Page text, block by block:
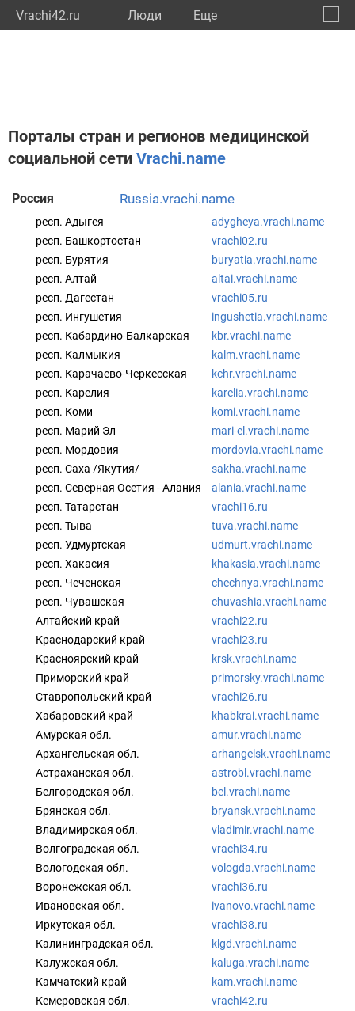
Vrachi42.ru Люди Eще
Порталы стран и регионов медицинской
социальной сети Vrachi.name
Россия russia.vrachi.name
респ. Адыгея
adygheya.vrachi.name
респ. Башкортостан
vrachi02.ru
респ. Бурятия
buryatia.vrachi.name
респ. Алтай
altai.vrachi.name
респ. Дагестан
vrachi05.ru
респ. Ингушетия
ingushetia.vrachi.name
респ. Кабардино-Балкарская
kbr.vrachi.name
респ. Калмыкия
kalm.vrachi.name
респ. Карачаево-Черкесская
kchr.vrachi.name
респ. Карелия
karelia.vrachi.name
респ. Коми
komi.vrachi.name
респ. Марий Эл
mari-el.vrachi.name
респ. Мордовия
mordovia.vrachi.name
респ. Саха /Якутия/
sakha.vrachi.name
респ. Северная Осетия - Алания
alania.vrachi.name
респ. Татарстан
vrachi16.ru
респ. Тыва
tuva.vrachi.name
респ. Удмуртская
udmurt.vrachi.name
респ. Хакасия
khakasia.vrachi.name
респ. Чеченская
chechnya.vrachi.name
респ. Чувашская
chuvashia.vrachi.name
Алтайский край
vrachi22.ru
Краснодарский край
vrachi23.ru
Красноярский край
krsk.vrachi.name
Приморский край
primorsky.vrachi.name
Ставропольский край
vrachi26.ru
Хабаровский край
khabkrai.vrachi.name
Амурская обл.
amur.vrachi.name
Архангельская обл.
arhangelsk.vrachi.name
Астраханская обл.
astrobl.vrachi.name
Белгородская обл.
bel.vrachi.name
Брянская обл.
bryansk.vrachi.name
Владимирская обл.
vladimir.vrachi.name
Волгоградская обл.
vrachi34.ru
Вологодская обл.
vologda.vrachi.name
Воронежская обл.
vrachi36.ru
Ивановская обл.
ivanovo.vrachi.name
Иркутская обл.
vrachi38.ru
Калининградская обл.
klgd.vrachi.name
Калужская обл.
kaluga.vrachi.name
Камчатский край
kam.vrachi.name
Кемеровская обл.
vrachi42.ru